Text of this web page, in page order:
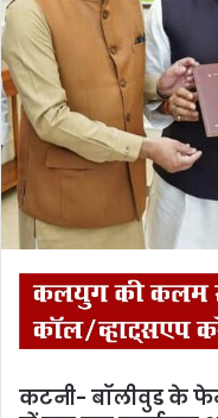
a
i
l
कटनी- बॉलीवुड के